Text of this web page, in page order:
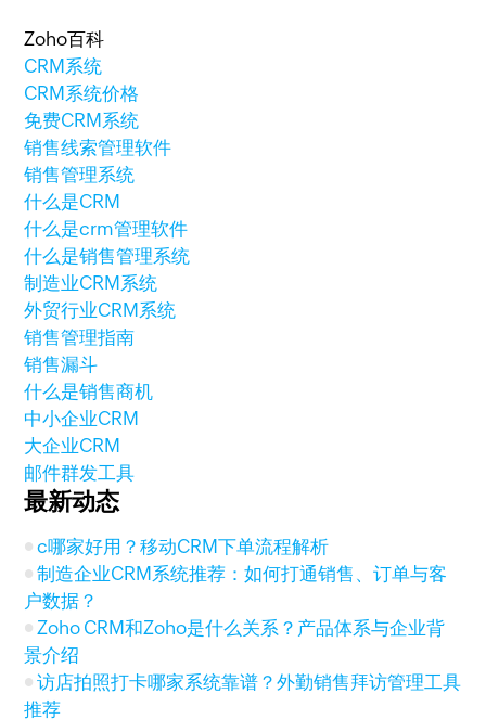
Zoho百科
CRM系统
CRM系统价格
免费CRM系统
销售线索管理软件
销售管理系统
什么是CRM
什么是crm管理软件
什么是销售管理系统
制造业CRM系统
外贸行业CRM系统
销售管理指南
销售漏斗
什么是销售商机
中小企业CRM
大企业CRM
邮件群发工具
最新动态
c哪家好用？移动CRM下单流程解析
制造企业CRM系统推荐：如何打通销售、订单与客
户数据？
Zoho CRM和Zoho是什么关系？产品体系与企业背
景介绍
访店拍照打卡哪家系统靠谱？外勤销售拜访管理工具
推荐